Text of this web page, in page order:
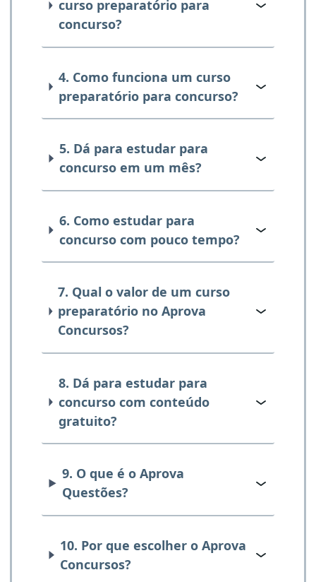
curso preparatório para
concurso?
4. Como funciona um curso
preparatório para concurso?
5. Dá para estudar para
concurso em um mês?
6. Como estudar para
concurso com pouco tempo?
7. Qual o valor de um curso
preparatório no Aprova
Concursos?
8. Dá para estudar para
concurso com conteúdo
gratuito?
9. O que é o Aprova
Questões?
10. Por que escolher o Aprova
Concursos?